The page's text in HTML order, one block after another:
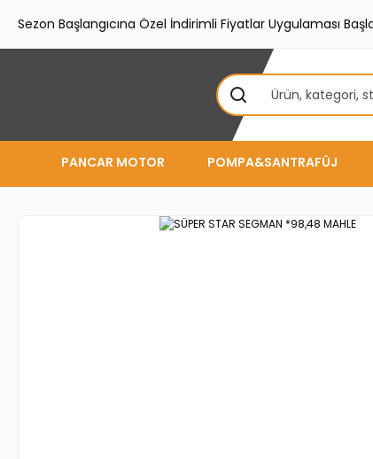
Sezon Başlangıcına Özel İndirimli Fiyatlar Uygulaması
PANCAR MOTOR POMPA&SANTRAFÜJ